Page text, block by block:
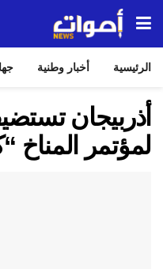
الرئيسية أخبار وطنية
أذربيجان
لمؤتمر المناخ